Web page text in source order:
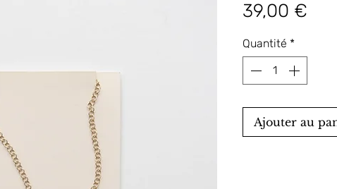
39,00 €
Quantité *
Ajouter au